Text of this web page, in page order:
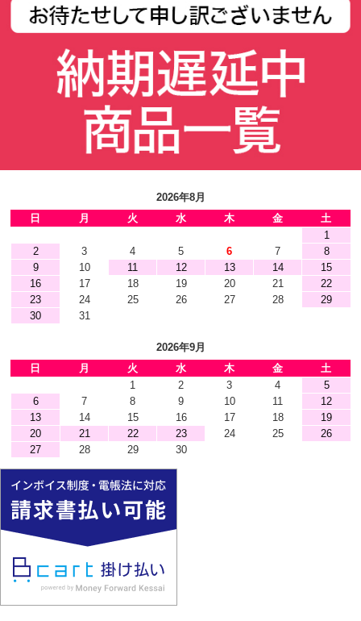
2026年8月
日
月 火 水 木 金
土
1
2
3 4 5 6 7
8
9
10 11 12 13 14
15
16
17 18 19 20 21
22
23
24 25 26 27 28
29
30
31
2026年9月
日
月 火 水 木 金
土
1
2 3 4
5
6
7 8 9 10 11
12
13
14 15 16 17 18
19
20
21 22 23 24 25
26
27
28 29 30